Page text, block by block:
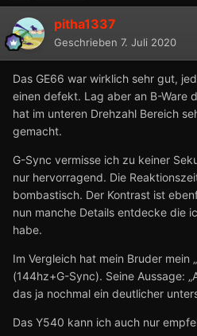
pitha1337
Geschrieben 7. Juli 2020
Das GE66 war wirklich sehr gut,
einen defekt. Lag aber an B-Ware
hat im unteren Drehzahl Bereich
gemacht.
G-Sync vermisse ich zu keiner
nur hervorragend. Die
bombastisch. Der Kontrast ist
nun manche Details entdecke die
habe.
Im Vergleich hat mein Bruder mein
(144hz+G-Sync). Seine Aussage:
das ja nochmal ein deutlicher
Das Y540 kann ich auch nur